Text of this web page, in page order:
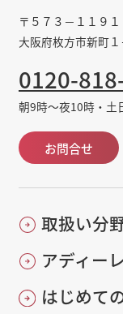
〒５７３－１１９１
大阪府枚方市新町
0120-
朝9時～夜10時・土
お問合せ
取扱い分
アディー
はじめて